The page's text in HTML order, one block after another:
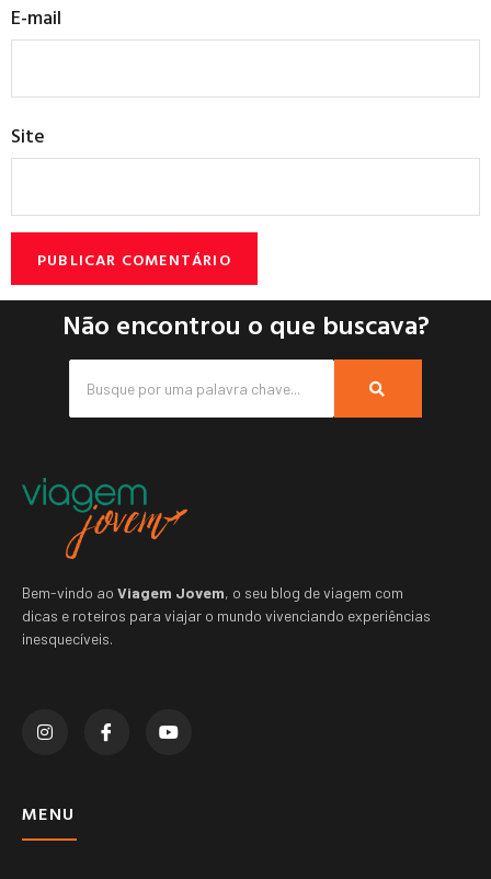
E-mail
Site
Não encontrou o que buscava?
Bem-vindo ao Viagem Jovem, o seu blog de viagem com
dicas e roteiros para viajar o mundo vivenciando experiências
inesquecíveis.
MENU